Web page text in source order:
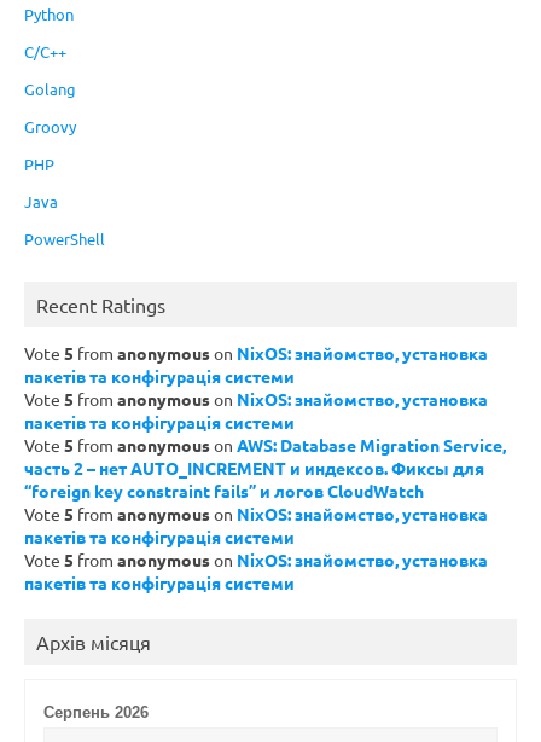
Python
C/C++
Golang
Groovy
PHP
Java
PowerShell
Recent Ratings
Vote 5 from anonymouson NixOS: знайомство, установка
пакетів та конфігурація системи
Vote 5 from anonymouson NixOS: знайомство, установка
пакетів та конфігурація системи
Vote 5 from anonymouson AWS: Database Migration Service,
часть 2 – нет AUTO_INCREMENT и индексов. Фиксы для
“foreign key constraint fails” и логов CloudWatch
Vote 5 from anonymouson NixOS: знайомство, установка
пакетів та конфігурація системи
Vote 5 from anonymouson NixOS: знайомство, установка
пакетів та конфігурація системи
Архів місяця
Серпень 2026